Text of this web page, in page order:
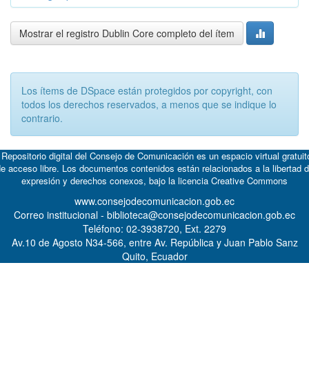
Mostrar el registro Dublin Core completo del ítem
Los ítems de DSpace están protegidos por copyright, con
todos los derechos reservados, a menos que se indique lo
contrario.
digital del Consejo de Comunicación es un espacio virtual
acceso libre. Los documentos contenidos están relacionados a la libertad
expresión y derechos conexos, bajo la licencia Creative Commons
www.consejodecomunicacion.gob.ec
Correo institucional - biblioteca@consejodecomunicacion.gob.ec
Teléfono: 02-3938720, Ext. 2279
Av.10 de Agosto N34-566, entre Av. República y Juan Pablo Sanz
Quito, Ecuador